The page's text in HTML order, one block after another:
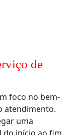
de
foco no bem-
atendimento.
uma